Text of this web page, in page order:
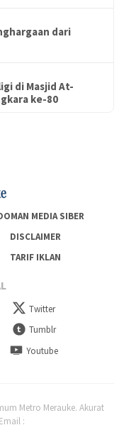
dari
di Masjid At-
ke-80
2 Merauke Siapkan
MEDIA SIBER
DISCLAIMER
TARIF IKLAN
Twitter
Tumblr
Youtube
Metro Merauke. Akurat
: